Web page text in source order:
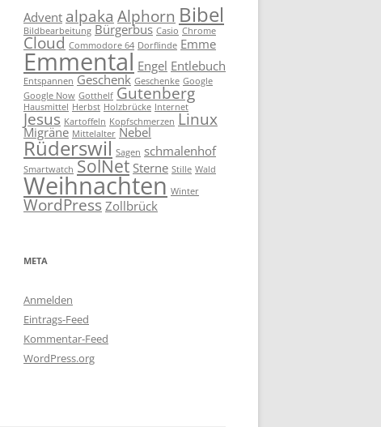
Advent alpaka Alphorn Bibel
Bildbearbeitung Bürgerbus Casio Chrome
Cloud Commodore 64 Dorflinde Emme
Emmental Engel Entlebuch
Entspannen Geschenk Geschenke Google
Google Now Gotthelf Gutenberg
Hausmittel Herbst Holzbrücke Internet
Jesus Kartoffeln Kopfschmerzen Linux
Migräne Mittelalter Nebel
Rüderswil Sagen schmalenhof
Smartwatch SolNet Sterne Stille Wald
Weihnachten Winter
WordPress Zollbrück
META
Anmelden
Eintrags-Feed
Kommentar-Feed
WordPress.org